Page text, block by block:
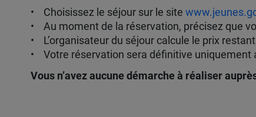
• Choisissez le séjour sur le site
• Au moment de la réservation, précisez que
• L’organisateur du séjour calcule le prix
• Votre réservation sera définitive uniquement
Vous n’avez aucune démarche à réaliser